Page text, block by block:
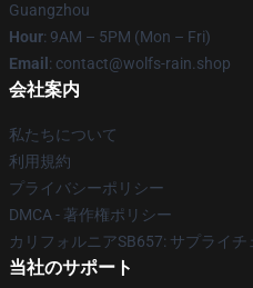
Guangzhou
Hour: 9AM – 5PM (Mon – Fri)
Email : contact@wolfs-rain.shop
会社案内
私たちについて
利用規約
プライバシーポリシー
DMCA - 著作権ポリシー
カリフォルニアSB657: サプライ
当社のサポート